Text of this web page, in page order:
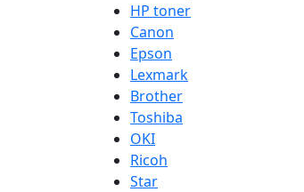
HP toner
Canon
Epson
Lexmark
Brother
Toshiba
OKI
Ricoh
Star